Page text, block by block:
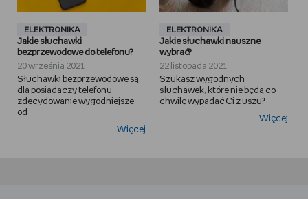
ELEKTRONIKA
Jakie słuchawki
bezprzewodowe do telefonu?
20 września 2021
Słuchawki bezprzewodowe są
dla posiadaczy telefonu
zdecydowanie wygodniejsze
od
Więcej
ELEKTRONIKA
Jakie słuchawki nauszne
wybrać?
22 listopada 2021
Szukasz wygodnych
słuchawek, które nie będą co
chwilę wypadać Ci z uszu?
Więcej